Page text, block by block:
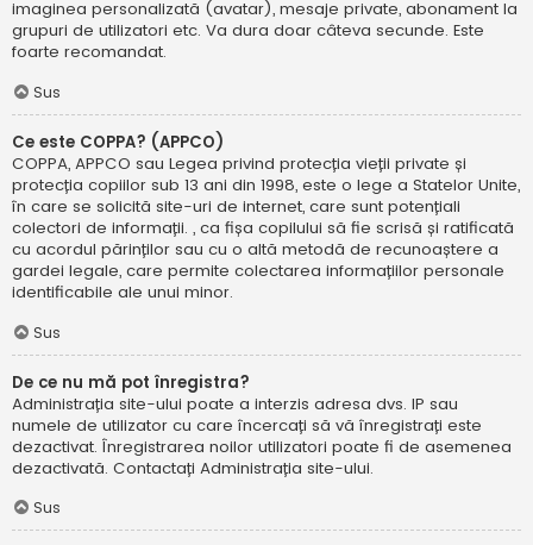
imaginea personalizată (avatar), mesaje private, abonament la
grupuri de utilizatori etc. Va dura doar câteva secunde. Este
foarte recomandat.
Sus
Ce este COPPA? (APPCO)
COPPA, APPCO sau Legea privind protecția vieții private și
protecția copiilor sub 13 ani din 1998, este o lege a Statelor Unite,
în care se solicită site-uri de internet, care sunt potențiali
colectori de informații. , ca fișa copilului să fie scrisă și ratificată
cu acordul părinților sau cu o altă metodă de recunoaștere a
gardei legale, care permite colectarea informațiilor personale
identificabile ale unui minor.
Sus
De ce nu mă pot înregistra?
Administrația site-ului poate a interzis adresa dvs. IP sau
numele de utilizator cu care încercați să vă înregistrați este
dezactivat. Înregistrarea noilor utilizatori poate fi de asemenea
dezactivată. Contactați Administrația site-ului.
Sus